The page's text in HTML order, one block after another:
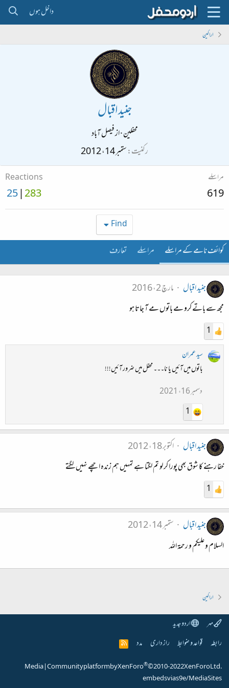
داخل ہوں
اراکین
جنید اقبال
محفلین·ازفیصل آباد
رکنیت ستمبر 14، 2012
مراسلے
619
Reactions
283
25
Find
کوائف نامے کے مراسلے مراسلے تعارف
جنید اقبال
مارچ 2، 2016
مجھ سے باتے کرو مے باتوں مے آ جاتا ہو
1
سید عمران
باتوں میں آئیں یا نا۔۔۔ محفل میں ضرور آئیں!!!
دسمبر 16، 2021
1
جنید اقبال
اکتوبر 18، 2012
خفا رہنے کا شوق بھی پورا کر لو تم لگتا ہے تمہیں ہم زندہ اچھے نہیں لگتے
1
جنید اقبال
ستمبر 14، 2012
السلام و علیکم و رحمۃ اللہ
اراکین
مہر
اردو جدید
رابطہ قواعد و ضوابط راز داری مدد
R
S
Community platform by XenForo®© 2010-2022 XenForo Ltd.
|
Media
embeds via s9e/MediaSites